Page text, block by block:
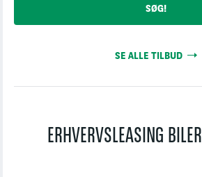
SE ALLE TILBUD
ERHVERVSLEASING BILER